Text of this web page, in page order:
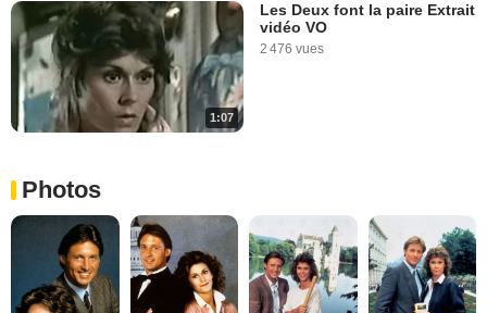
1:07
Les Deux font la paire Extrait
vidéo VO
2 476 vues
Photos